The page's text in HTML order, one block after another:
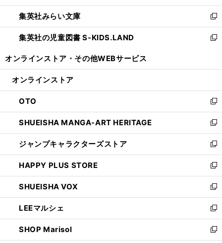
開
く
ウ
で
開
く
ン
ド
ウ
で
ウ
ィ
ン
ド
開
集英社みらい文庫
新
し
い
ン
ウ
で
開
く
集英社の児童図書 S-KIDS.LAND
新
ウ
ン
ド
ウ
で
開
く
オンラインストア・ その他WEBサービス
オンラインストア
OTO
新
し
い
ウ
ィ
ン
ド
ウ
で
開
く
SHUEISHA MANGA-ART HERITAGE
新
し
い
ウ
ィ
ン
ド
ウ
で
開
く
ジャンプキャラクターズストア
新
し
い
ウ
ィ
ン
ド
ウ
で
開
HAPPY PLUS STORE
新
し
い
ウ
ィ
ン
ド
ウ
SHUEISHA VOX
新
し
い
ウ
ィ
ン
LEEマルシェ
新
し
い
SHOP Marisol
新